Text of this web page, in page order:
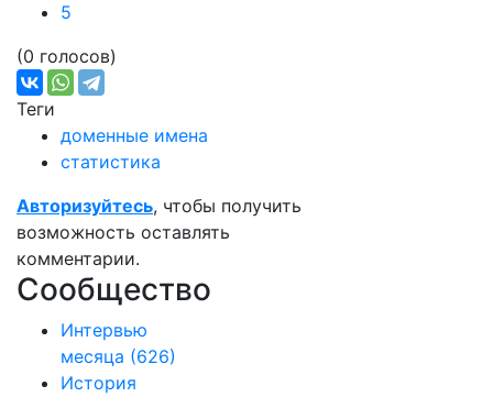
5
(0 голосов)
Теги
доменные имена
статистика
Авторизуйтесь, чтобы получить
возможность оставлять
комментарии.
Сообщество
Интервью
месяца (626)
История